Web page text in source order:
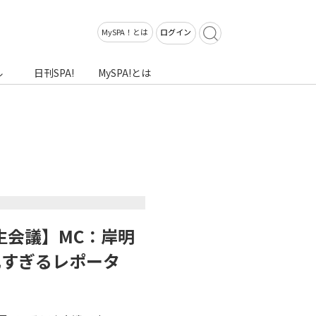
MySPA！とは ログイン
日刊SPA! MySPA!とは
議】MC：岸明
ぎるレポータ